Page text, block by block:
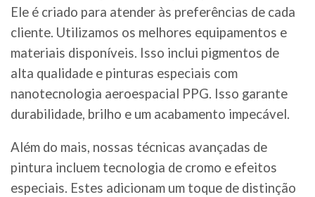
Ele é criado para atender às preferências de cada
cliente. Utilizamos os melhores equipamentos e
materiais disponíveis. Isso inclui pigmentos de
alta qualidade e pinturas especiais com
nanotecnologia aeroespacial PPG. Isso garante
durabilidade, brilho e um acabamento impecável.
Além do mais, nossas técnicas avançadas de
pintura incluem tecnologia de cromo e efeitos
especiais. Estes adicionam um toque de distinção